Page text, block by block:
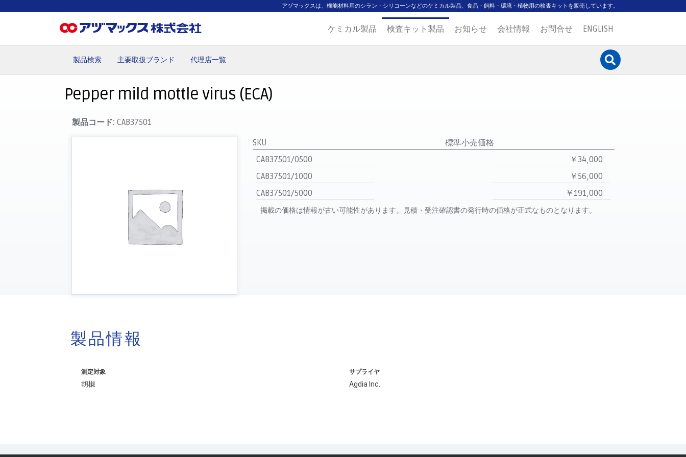
アヅマックスは、機能材料用のシラン・シリコーンなどのケミカル製品、食品・飼料・環境・植物用の検査キットを販売しています。
ケミカル製品 検査キット製品 お知らせ 会社情報 お問合せ ENGLISH
製品検索 主要取扱ブランド 代理店一覧
Pepper mild mottle virus (ECA)
製品コード:CAB37501
SKU
標準小売価格
CAB37501/0500
￥34,000
CAB37501/1000
￥56,000
CAB37501/5000
￥191,000
掲載の価格は情報が古い可能性があります。見積・受注確認書の発行時の価格が正式なものとなります。
製品情報
測定対象
胡椒
サプライヤ
Agdia Inc.